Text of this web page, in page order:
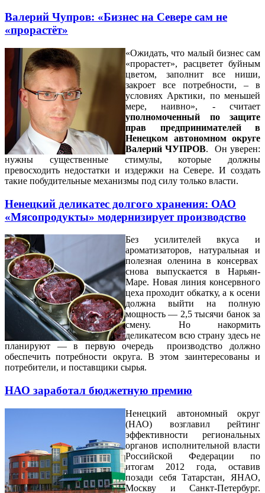
Валерий Чупров: «Бизнес на Севере сам не
«прорастёт»
«Ожидать, что малый бизнес сам
«прорастет», расцветет буйным
цветом, заполнит все ниши,
закроет все потребности, – в
условиях Арктики, по меньшей
мере, наивно», - считает
уполномоченный по защите
прав предпринимателей в
Ненецком автономном округе
Валерий ЧУПРОВ. Он уверен:
нужны существенные стимулы, которые должны
превосходить недостатки и издержки на Севере. И создать
такие побудительные механизмы под силу только власти.
Ненецкий деликатес долгого хранения: ОАО
«Мясопродукты» модернизирует производство
Без усилителей вкуса и
ароматизаторов, натуральная и
полезная оленина в консервах
снова выпускается в Нарьян-
Маре. Новая линия консервного
цеха проходит обкатку, а к осени
должна выйти на полную
мощность — 2,5 тысячи банок за
смену. Но накормить
деликатесом всю страну здесь не
планируют — в первую очередь производство должно
обеспечить потребности округа. В этом заинтересованы и
потребители, и поставщики сырья.
НАО заработал бюджетную премию
Ненецкий автономный округ
(НАО) возглавил рейтинг
эффективности региональных
органов исполнительной власти
Российской Федерации по
итогам 2012 года, оставив
позади себя Татарстан, ЯНАО,
Москву и Санкт-Петербург.